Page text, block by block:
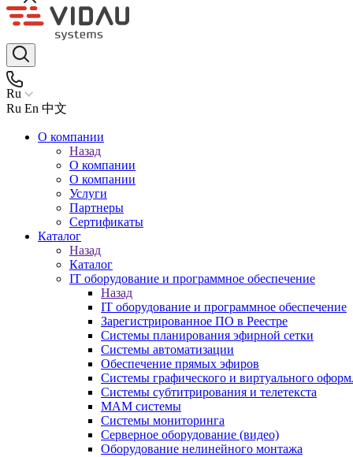
Ru
Ru En 中文
О компании
Назад
О компании
О компании
Услуги
Партнеры
Сертификаты
Каталог
Назад
Каталог
IT оборудование и программное обеспечение
Назад
IT оборудование и программное обеспечение
Зарегистрированное ПО в Реестре
Системы планирования эфирной сетки
Системы автоматизации
Обеспечение прямых эфиров
Системы графического и виртуального
Системы субтитрирования и телетекста
MAM системы
Системы мониторинга
Серверное оборудование (видео)
Оборудование нелинейного монтажа